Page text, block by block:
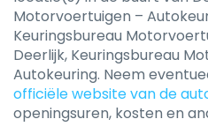
Motorvoertuigen –
Keuringsbureau
Deerlijk, Keuringsbureau
Autokeuring. Neem
officiële website van de
openingsuren, kosten en